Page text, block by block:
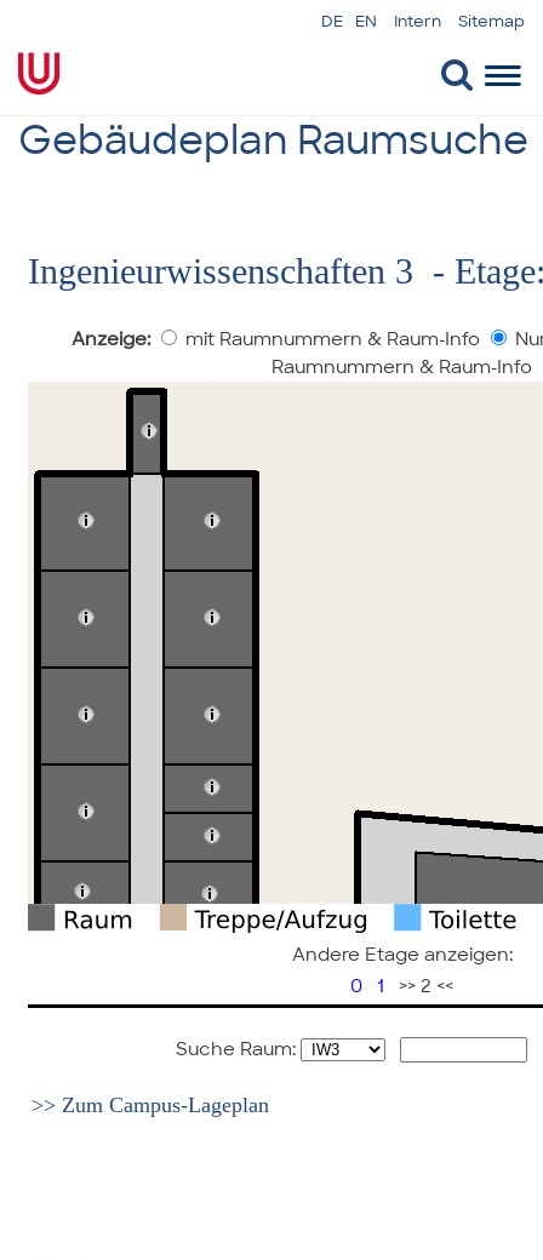
DE EN Intern Sitemap
Gebäudeplan Raumsuche
Ingenieurwissenschaften 3 -
Anzeige: mit Raumnummern & Raum-Info
Raumnummern & Raum-Info
Andere Etage anzeigen:
0 1 >> 2 <<
Suche Raum:
>> Zum Campus-Lageplan